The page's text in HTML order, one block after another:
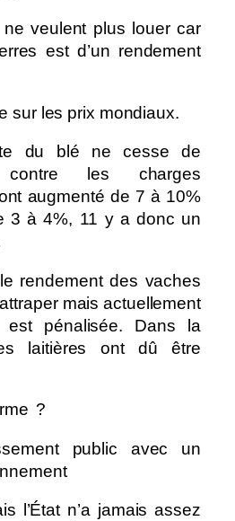
veulent plus louer car
est d’un rendement
sur les prix mondiaux.
du blé ne cesse de
les charges
augmenté de 7 à 10%
3 à 4%, 11 y a donc un
rendement des vaches
mais actuellement
est pénalisée. Dans la
laitières ont dû être
?
public avec un
l’État n’a jamais assez